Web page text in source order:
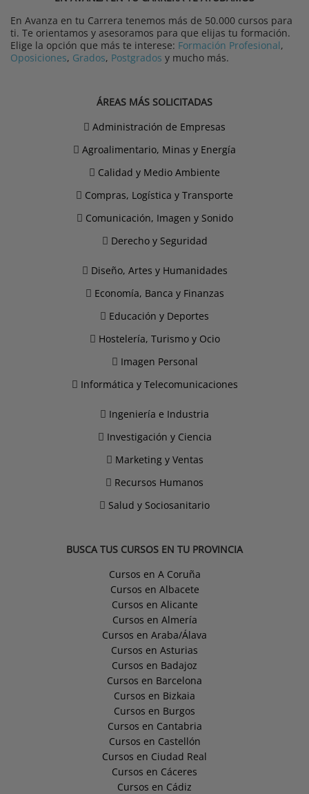
En Avanza en tu Carrera tenemos más de 50.000 cursos para
ti. Te orientamos y asesoramos para que elijas tu formación.
Elige la opción que más te interese: Formación Profesional,
Oposiciones, Grados, Postgrados y mucho más.
ÁREAS MÁS SOLICITADAS
Administración de Empresas
Agroalimentario, Minas y Energía
Calidad y Medio Ambiente
Compras, Logística y Transporte
Comunicación, Imagen y Sonido
Derecho y Seguridad
Diseño, Artes y Humanidades
Economía, Banca y Finanzas
Educación y Deportes
Hostelería, Turismo y Ocio
Imagen Personal
Informática y Telecomunicaciones
Ingeniería e Industria
Investigación y Ciencia
Marketing y Ventas
Recursos Humanos
Salud y Sociosanitario
BUSCA TUS CURSOS EN TU PROVINCIA
Cursos en A Coruña
Cursos en Albacete
Cursos en Alicante
Cursos en Almería
Cursos en Araba/Álava
Cursos en Asturias
Cursos en Badajoz
Cursos en Barcelona
Cursos en Bizkaia
Cursos en Burgos
Cursos en Cantabria
Cursos en Castellón
Cursos en Ciudad Real
Cursos en Cáceres
Cursos en Cádiz